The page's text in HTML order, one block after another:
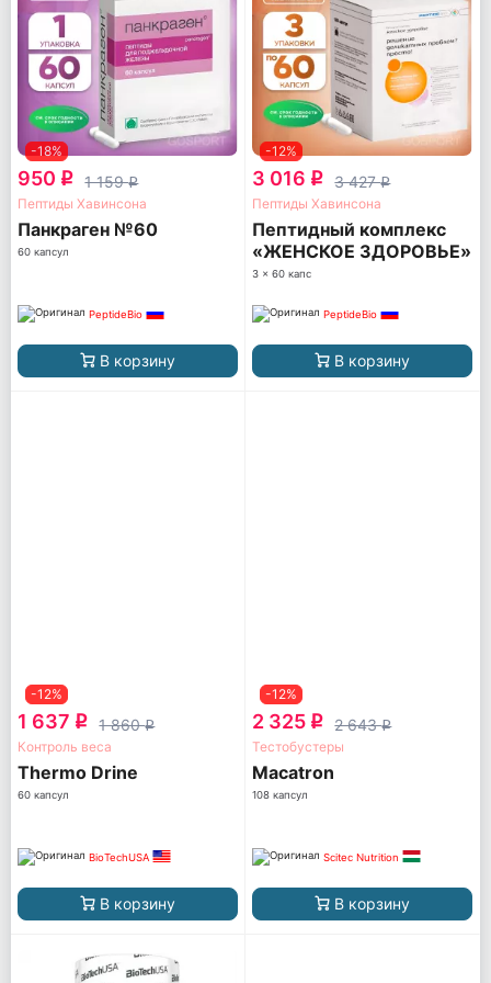
-18%
950 q 1 159q
Пептиды Хавинсона
Панкраген №60
60 капсул
PeptideBio
В корзину
-12%
3 016 q 3 427q
Пептиды Хавинсона
Пептидный комплекс
«ЖЕНСКОЕ ЗДОРОВЬЕ»
№180
3 x 60 капс
PeptideBio
В корзину
-12%
1 637 q 1 860q
Контроль веса
Thermo Drine
60 капсул
BioTechUSA
В корзину
-12%
2 325 q 2 643q
Тестобустеры
Macatron
108 капсул
Scitec Nutrition
В корзину